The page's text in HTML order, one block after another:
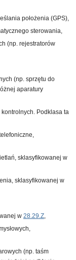
położenia (GPS),
sterowania,
(np. rejestratorów
(np. sprzętu do
aparatury
Podklasa ta
sklasyfikowanej w
sklasyfikowanej w
w 28.29.Z,
(np. taśm